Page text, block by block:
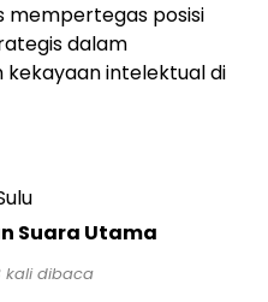
mempertegas posisi
dalam
intelektual di
Suara Utama
kali dibaca